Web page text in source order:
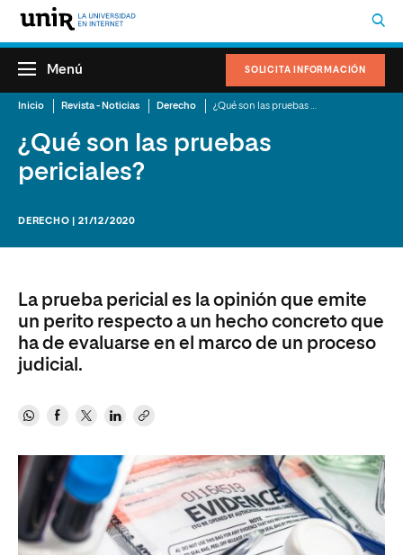
SOLICITA INFORMACIÓN
Menú
Inicio Revista - Noticias Derecho
¿Qué son las pruebas
periciales?
DERECHO | 21/12/2020
La prueba pericial es la opinión que emite
un perito respecto a un hecho concreto que
ha de evaluarse en el marco de un proceso
judicial.